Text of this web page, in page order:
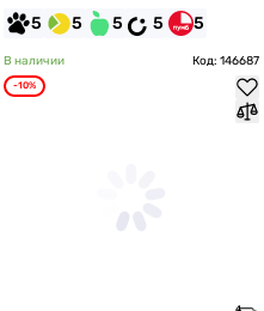
5 5 5 5 5
В наличии Код: 146687
-10%